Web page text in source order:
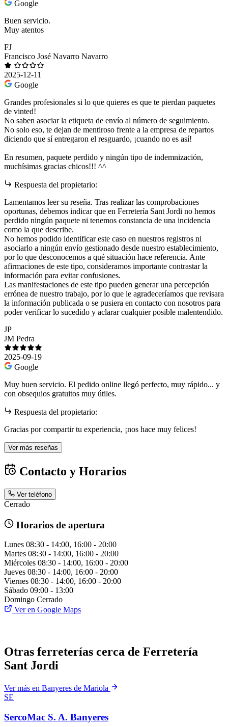
Google
Buen servicio.
Muy atentos
FJ
Francisco José Navarro Navarro
2025-12-11
Google
Grandes profesionales si lo que quieres es que te pierdan paquetes
de vinted!
No saben asociar la etiqueta de envío al número de seguimiento.
No solo eso, te dejan de mentiroso frente a la empresa de repartos
diciendo que sí entregaron el resguardo, ¡cuando no es así!
En resumen, paquete perdido y ningún tipo de indemnización,
muchísimas gracias chicos!!! ^^
Respuesta del propietario:
Lamentamos leer su reseña. Tras realizar las comprobaciones
oportunas, debemos indicar que en Ferretería Sant Jordi no hemos
perdido ningún paquete ni tenemos constancia de una incidencia
como la que describe.
No hemos podido identificar este caso en nuestros registros ni
asociarlo a ningún envío gestionado desde nuestro establecimiento,
por lo que desconocemos a qué situación hace referencia. Ante
afirmaciones de este tipo, consideramos importante contrastar la
información para evitar confusiones.
Las manifestaciones de este tipo pueden generar una percepción
errónea de nuestro trabajo, por lo que le agradeceríamos que revisara
la información publicada o se pusiera en contacto con nosotros para
poder verificar lo sucedido y aclarar cualquier posible malentendido.
JP
JM Pedra
2025-09-19
Google
Muy buen servicio. El pedido online llegó perfecto, muy rápido... y
con obsequios gratuitos muy útiles.
Respuesta del propietario:
Gracias por compartir tu experiencia, ¡nos hace muy felices!
Ver más reseñas
Contacto y Horarios
Ver teléfono
Cerrado
Horarios de apertura
Lunes 08:30 - 14:00, 16:00 - 20:00
Martes 08:30 - 14:00, 16:00 - 20:00
Miércoles 08:30 - 14:00, 16:00 - 20:00
Jueves 08:30 - 14:00, 16:00 - 20:00
Viernes 08:30 - 14:00, 16:00 - 20:00
Sábado 09:00 - 13:00
Domingo Cerrado
Ver en Google Maps
Otras ferreterías cerca de Ferretería
Sant Jordi
Ver más en Banyeres de Mariola
SE
SercoMac S. A. Banyeres